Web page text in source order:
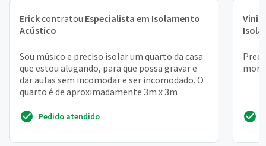
Erickcontratou Especialista em Isolamento
Acústico
Sou músico e preciso isolar um quarto da casa
que estou alugando, para que possa gravar e
dar aulas sem incomodar e ser incomodado. O
quarto é de aproximadamente 3m x 3m
Pedido atendido
moro